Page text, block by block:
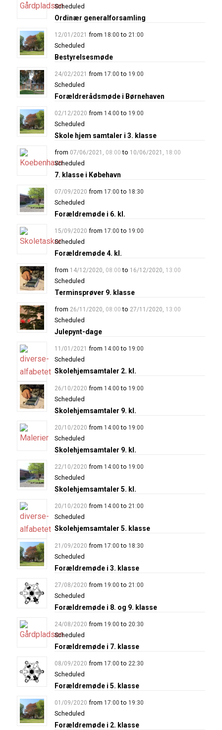
Scheduled
Ordinær generalforsamling
12/01/2021 from 18:00 to 21:00
Scheduled
Bestyrelsesmøde
24/02/2021 from 17:00 to 19:00
Scheduled
Forældrerådsmøde i Børnehaven
02/12/2020 from 14:00 to 19:00
Scheduled
Skole hjem samtaler i 3. klasse
from 07/06/2021 , 08:00 to 10/06/2021 , 18:00
Scheduled
7. klasse i Købehavn
07/09/2020 from 17:00 to 18:30
Scheduled
Forældremøde i 6. kl.
15/09/2020 from 17:00 to 19:00
Scheduled
Forældremøde 4. kl.
from 14/12/2020, 08:00 to 16/12/2020, 13:00
Scheduled
Terminsprøver 9. klasse
from 26/11/2020, 08:00 to 27/11/2020, 13:00
Scheduled
Julepynt-dage
11/01/2021 from 14:00 to 19:00
Scheduled
Skolehjemsamtaler 2. kl.
26/10/2020 from 14:00 to 19:00
Scheduled
Skolehjemsamtaler 9. kl.
20/10/2020 from 14:00 to 19:00
Scheduled
Skolehjemsamtaler 9. kl.
22/10/2020 from 14:00 to 19:00
Scheduled
Skolehjemsamtaler 5. kl.
20/10/2020 from 14:00 to 21:00
Scheduled
Skolehjemsamtaler 5. klasse
21/09/2020 from 17:00 to 18:30
Scheduled
Forældremøde i 3. klasse
27/08/2020 from 19:00 to 21:00
Scheduled
Forældremøde i 8. og 9. klasse
24/08/2020 from 19:00 to 20:30
Scheduled
Forældremøde i 7. klasse
08/09/2020 from 17:00 to 22:30
Scheduled
Forældremøde i 5. klasse
01/09/2020 from 17:00 to 19:30
Scheduled
Forældremøde i 2. klasse